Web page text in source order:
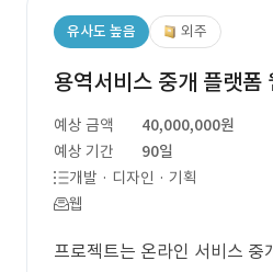
유사도 높음 외주
용역서비스 중개 플랫폼
예상 금액
40,000,000원
예상 기간
90일
개발 · 디자인 · 기획
웹
프로젝트는 온라인 서비스 중